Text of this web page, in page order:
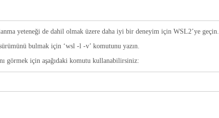
yeteneği de dahil olmak üzere daha iyi bir deneyim için WSL2’ye geçin.
bulmak için ‘wsl -l -v’ komutunu yazın.
görmek için aşağıdaki komutu kullanabilirsiniz: